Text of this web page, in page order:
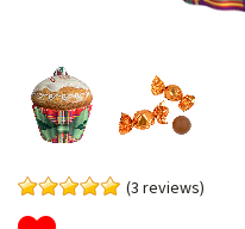
(3 reviews)